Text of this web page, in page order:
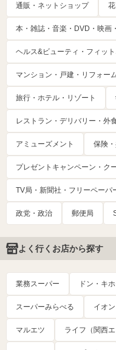
通販・ネットショップ
本・雑誌・音楽・DVD・映画
ヘルス&ビューティ・フィット
マンション・戸建・リフォー
旅行・ホテル・リゾート
レストラン・デリバリー・外
アミューズメント 保険
プレゼントキャンペーン・ク
TV局・新聞社・フリーペーパ
政党・政治 郵便局
よく行くお店から探す
業務スーパー ドン・キ
スーパーみらべる イオン
マルエツ ライフ（関西エ